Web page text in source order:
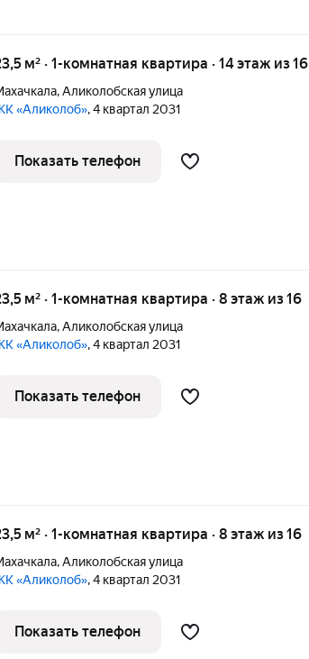
23,5 м² · 1-комнатная квартира · 14 этаж из 16
,Аликолобская улица
ЖК «Аликолоб», 4 квартал 2031
Показать телефон
23,5 м² · 1-комнатная квартира · 8 этаж из 16
,Аликолобская улица
ЖК «Аликолоб», 4 квартал 2031
Показать телефон
23,5 м² · 1-комнатная квартира · 8 этаж из 16
,Аликолобская улица
ЖК «Аликолоб», 4 квартал 2031
Показать телефон